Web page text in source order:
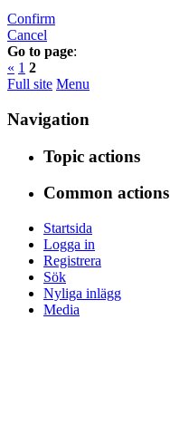
Confirm
Cancel
Go to page:
« 1 2
Full site Menu
Navigation
Topic actions
Common actions
Startsida
Logga in
Registrera
Sök
Nyliga inlägg
Media